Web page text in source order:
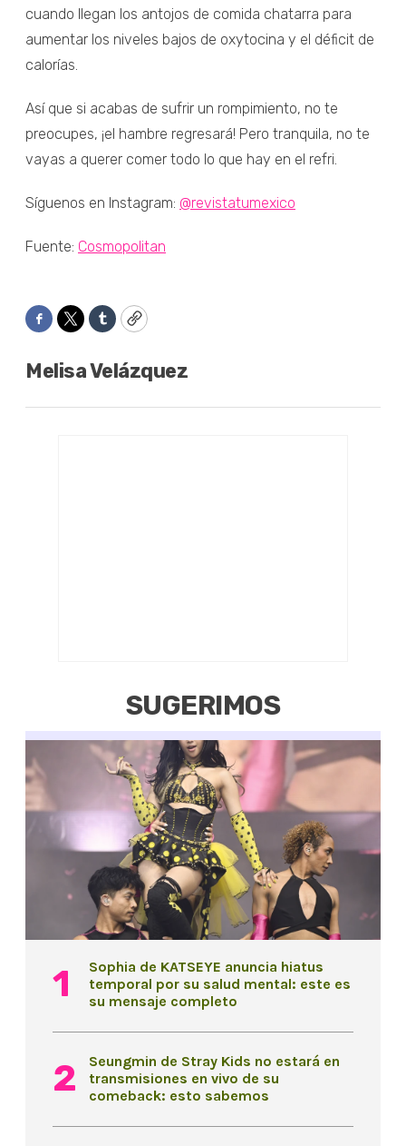
cuando llegan los antojos de comida chatarra para
aumentar los niveles bajos de oxytocina y el déficit de
calorías.
Así que si acabas de sufrir un rompimiento, no te
preocupes, ¡el hambre regresará! Pero tranquila, no te
vayas a querer comer todo lo que hay en el refri.
Síguenos en Instagram: @revistatumexico
Fuente: Cosmopolitan
Facebook
TwitterTumblrCopy
Melisa Velázquez
SUGERIMOS
Sophia de KATSEYE anuncia hiatus
temporal por su salud mental: este es
su mensaje completo
Seungmin de Stray Kids no estará en
transmisiones en vivo de su
comeback: esto sabemos